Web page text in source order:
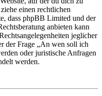
einen rechtlichen
dass phpBB Limited und der
anbieten kann
jeglicher
der Frage „An wen soll ich
oder juristische Anfragen
werden.